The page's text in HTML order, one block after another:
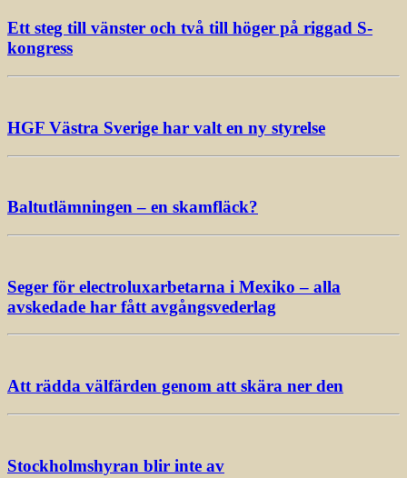
Ett steg till vänster och två till höger på riggad S-
kongress
HGF Västra Sverige har valt en ny styrelse
Baltutlämningen – en skamfläck?
Seger för electroluxarbetarna i Mexiko – alla
avskedade har fått avgångsvederlag
Att rädda välfärden genom att skära ner den
Stockholmshyran blir inte av